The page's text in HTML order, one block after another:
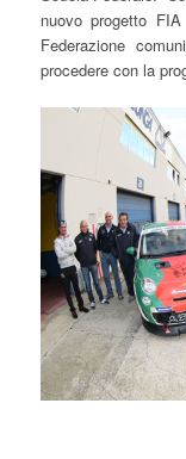
nuovo progetto
Federazione
procedere con la